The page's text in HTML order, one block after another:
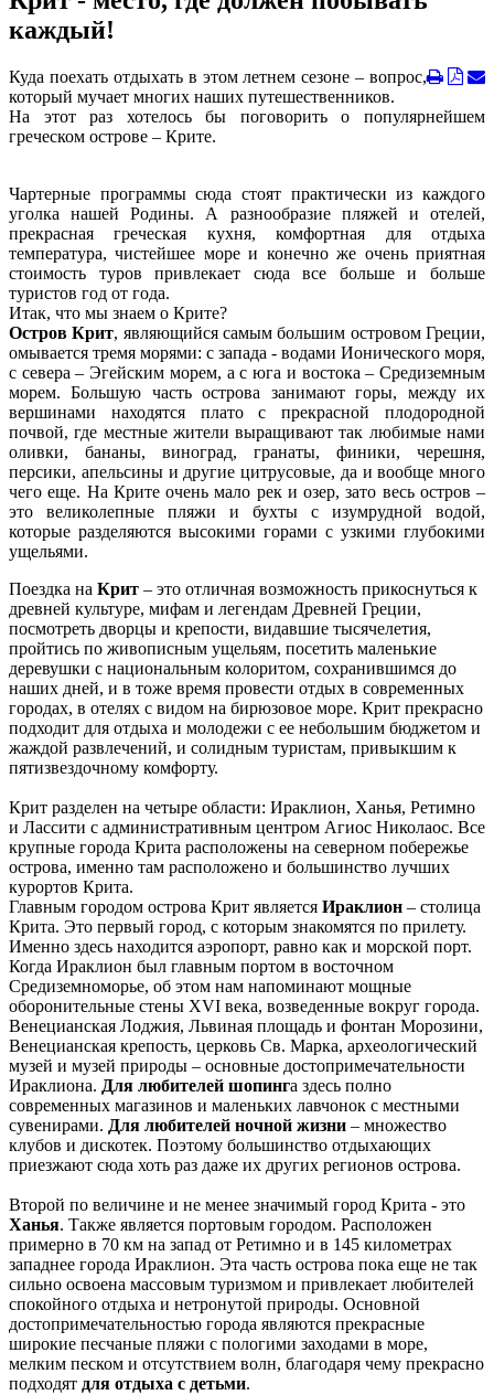
каждый!
Куда поехать отдыхать в этом летнем сезоне – вопрос,
который мучает многих наших путешественников.
На этот раз хотелось бы поговорить о популярнейшем
греческом острове – Крите.
Чартерные программы сюда стоят практически из каждого
уголка нашей Родины. А разнообразие пляжей и отелей,
прекрасная греческая кухня, комфортная для отдыха
температура, чистейшее море и конечно же очень приятная
стоимость туров привлекает сюда все больше и больше
туристов год от года.
Итак, что мы знаем о Крите?
Остров Крит, являющийся самым большим островом Греции,
омывается тремя морями: с запада - водами Ионического моря,
с севера – Эгейским морем, а с юга и востока – Средиземным
морем. Большую часть острова занимают горы, между их
вершинами находятся плато с прекрасной плодородной
почвой, где местные жители выращивают так любимые нами
оливки, бананы, виноград, гранаты, финики, черешня,
персики, апельсины и другие цитрусовые, да и вообще много
чего еще. На Крите очень мало рек и озер, зато весь остров –
это великолепные пляжи и бухты с изумрудной водой,
которые разделяются высокими горами с узкими глубокими
ущельями.
Поездка на Крит – это отличная возможность прикоснуться к
древней культуре, мифам и легендам Древней Греции,
посмотреть дворцы и крепости, видавшие тысячелетия,
пройтись по живописным ущельям, посетить маленькие
деревушки с национальным колоритом, сохранившимся до
наших дней, и в тоже время провести отдых в современных
городах, в отелях с видом на бирюзовое море. Крит прекрасно
подходит для отдыха и молодежи с ее небольшим бюджетом и
жаждой развлечений, и солидным туристам, привыкшим к
пятизвездочному комфорту.
Крит разделен на четыре области: Ираклион, Ханья, Ретимно
и Лассити с административным центром Агиос Николаос. Все
крупные города Крита расположены на северном побережье
острова, именно там расположено и большинство лучших
курортов Крита.
Главным городом острова Крит является Ираклион – столица
Крита. Это первый город, с которым знакомятся по прилету.
Именно здесь находится аэропорт, равно как и морской порт.
Когда Ираклион был главным портом в восточном
Средиземноморье, об этом нам напоминают мощные
оборонительные стены XVI века, возведенные вокруг города.
Венецианская Лоджия, Львиная площадь и фонтан Морозини,
Венецианская крепость, церковь Св. Марка, археологический
музей и музей природы – основные достопримечательности
Ираклиона. Для любителей шопинга здесь полно
современных магазинов и маленьких лавчонок с местными
сувенирами. Для любителей ночной жизни – множество
клубов и дискотек. Поэтому большинство отдыхающих
приезжают сюда хоть раз даже их других регионов острова.
Второй по величине и не менее значимый город Крита - это
Ханья. Также является портовым городом. Расположен
примерно в 70 км на запад от Ретимно и в 145 километрах
западнее города Ираклион. Эта часть острова пока еще не так
сильно освоена массовым туризмом и привлекает любителей
спокойного отдыха и нетронутой природы. Основной
достопримечательностью города являются прекрасные
широкие песчаные пляжи с пологими заходами в море,
мелким песком и отсутствием волн, благодаря чему прекрасно
подходят для отдыха с детьми.